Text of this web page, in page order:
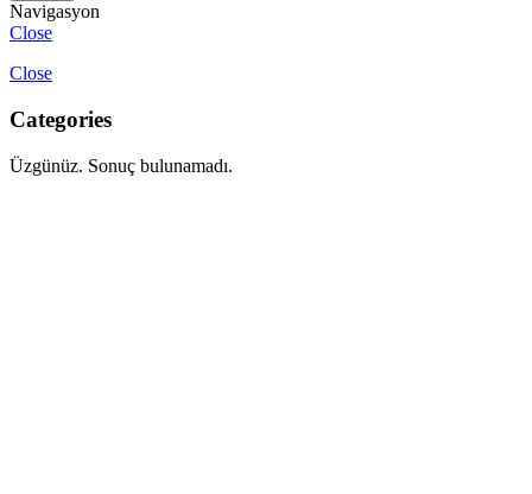
Navigasyon
Close
Close
Categories
Üzgünüz. Sonuç bulunamadı.